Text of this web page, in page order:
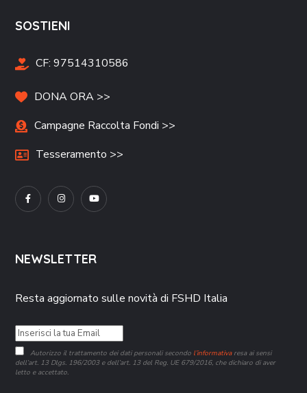
SOSTIENI
CF:97514310586
DONA ORA >>
Campagne Raccolta Fondi >>
Tesseramento >>
NEWSLETTER
Resta aggiornato sulle novità di FSHD Italia
Autorizzo il trattamento dei dati personali secondo l’informativaresa ai sensi
dell’art. 13 Dlgs. 196/2003 e dell’art. 13 del Reg. UE 679/2016, che dichiaro di aver
letto e accettato.